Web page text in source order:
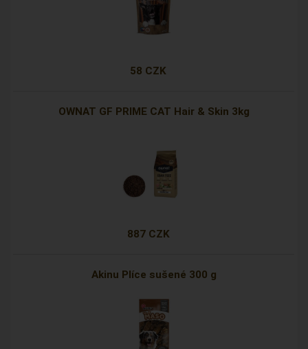
58 CZK
OWNAT GF PRIME CAT Hair & Skin 3kg
887 CZK
Akinu Plíce sušené 300 g